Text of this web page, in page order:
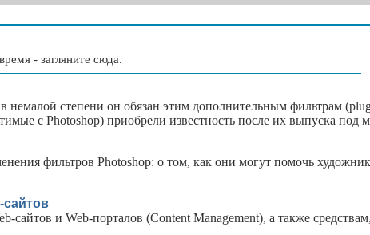
- загляните сюда.
степени он обязан этим дополнительным фильтрам
с Photoshop) приобрели известность после их выпуска под
фильтров Photoshop: о том, как они могут помочь
сайтов и Web-порталов (Content Management), а также